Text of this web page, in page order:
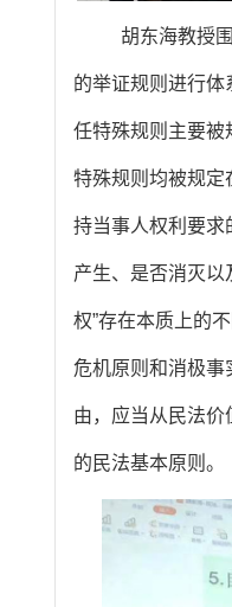
胡东海教授
的举证规则进行
任特殊规则主要被
特殊规则均被规定
持当事人权利要求
产生、是否消灭以
权”存在本质上的
危机原则和消极事
由，应当从民法
的民法基本原则。